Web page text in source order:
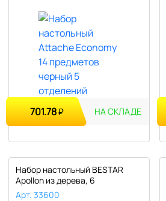
701.78₽ НА СКЛАДЕ
Набор настольный BESTAR
Apollon из дерева, 6
предметов,..
Арт. 33600